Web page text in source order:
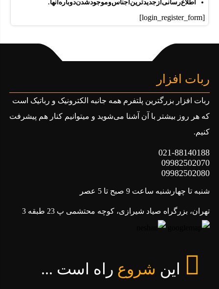
اطلاع رسانی از جدید ترین اجناس و موجود شدن دوباره آنها.
[login_register_form]
ربات افزار
ربات افزار بزرگترین پلتفرم همه جانبه الکترونیک و رباتیک است
که هر روز بیشتر با آن آشنا می‌شوید و میتوانیم کنار هم پیشرفت
کنیم.
021-88140188
09982502070
09982502080
شنبه تا چهارشنبه ساعت 9 صبح تا 5 عصر
تهران، بزرگراه صیاد شیرازی، کوچه محتشمی پ 23 طبقه 3
این شروع راه است ...